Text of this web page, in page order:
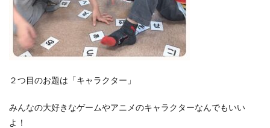
２つ目のお題は「キャラクター」
みんなの大好きなゲームやアニメのキャラクターなんでもいい
よ！